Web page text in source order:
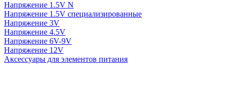
Напряжение 1.5V N
Напряжение 1.5V специализированные
Напряжение 3V
Напряжение 4.5V
Напряжение 6V-9V
Напряжение 12V
Аксессуары для элементов питания